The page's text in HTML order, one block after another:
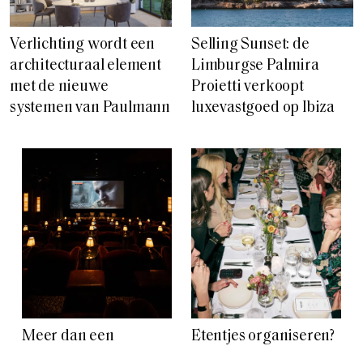
Verlichting wordt een
architecturaal element
met de nieuwe
systemen van Paulmann
Selling Sunset: de
Limburgse Palmira
Proietti verkoopt
luxevastgoed op Ibiza
Meer dan een
Etentjes organiseren?